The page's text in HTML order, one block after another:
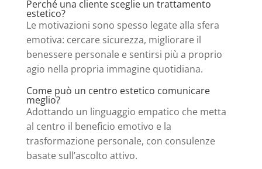
Perché una cliente sceglie un trattamento
estetico?
Le motivazioni sono spesso legate alla sfera
emotiva: cercare sicurezza, migliorare il
benessere personale e sentirsi più a proprio
agio nella propria immagine quotidiana.
Come può un centro estetico comunicare
meglio?
Adottando un linguaggio empatico che metta
al centro il beneficio emotivo e la
trasformazione personale, con consulenze
basate sull’ascolto attivo.